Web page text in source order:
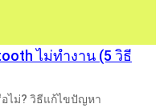
ไม่ทำงาน (5 วิธี
ไม่? วิธีแก้ไขปัญหา